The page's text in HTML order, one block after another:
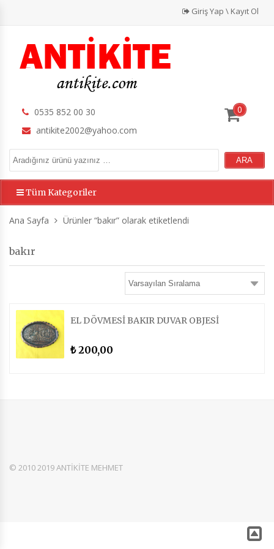
Giriş Yap \ Kayıt Ol
0535 852 00 30
antikite2002@yahoo.com
0
Tüm Kategoriler
Ana Sayfa Ürünler “bakır” olarak etiketlendi
bakır
EL DÖVMESİ BAKIR DUVAR OBJESİ
₺200,00
© 2010 2019 ANTİKİTE MEHMET